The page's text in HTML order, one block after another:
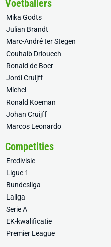
Voetballers
Mika Godts
Julian Brandt
Marc-André ter Stegen
Couhaib Driouech
Ronald de Boer
Jordi Cruijff
Míchel
Ronald Koeman
Johan Cruijff
Marcos Leonardo
Competities
Eredivisie
Ligue 1
Bundesliga
Laliga
Serie A
EK-kwalificatie
Premier League